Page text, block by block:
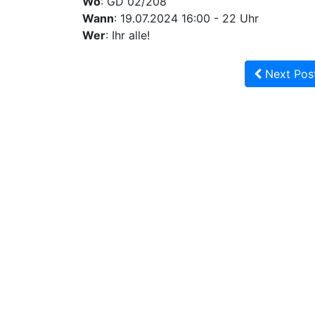
Wann: 19.07.2024 16:00 - 22 Uhr
Wer: Ihr alle!
Next